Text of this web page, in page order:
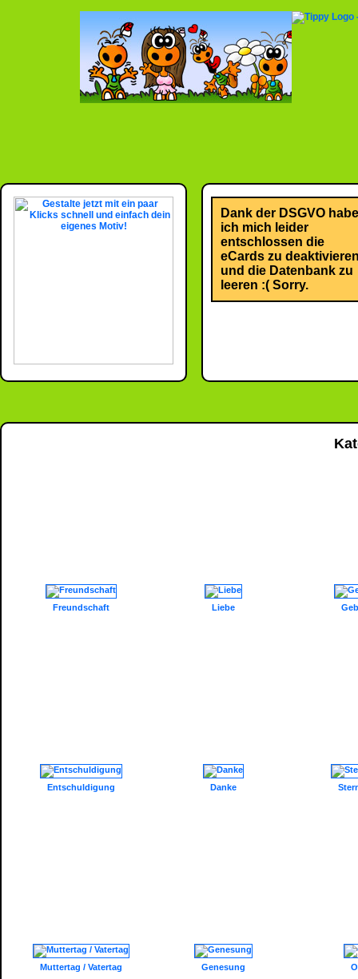
Dank der DSGVO habe
ich mich leider
entschlossen die
eCards zu
und die Datenbank zu
leeren :( Sorry.
Freundschaft Liebe
Entschuldigung Danke
Muttertag / Vatertag Genesung